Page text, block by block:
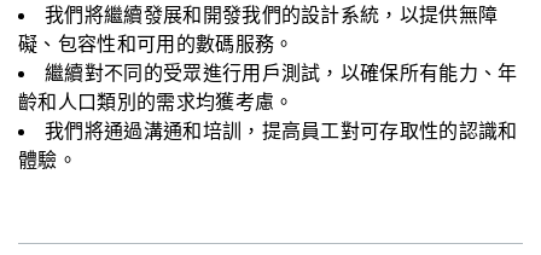
我們將繼續發展和開發我們的設計系統，以提供無障
礙、包容性和可用的數碼服務。
繼續對不同的受眾進行用戶測試，以確保所有能力、年
齡和人口類別的需求均獲考慮。
我們將通過溝通和培訓，提高員工對可存取性的認識和
體驗。